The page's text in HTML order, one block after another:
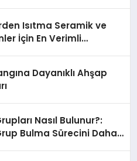
Isıtma Seramik ve
İçin En Verimli
Dayanıklı Ahşap
Nasıl Bulunur?:
Bulma Sürecini Daha